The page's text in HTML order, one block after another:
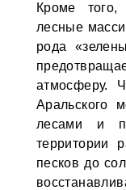
Кроме того,
лесные
рода
атмосферу.
Аральского
лесами и
территории
песков до